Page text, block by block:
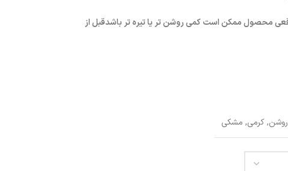
محصول ممکن است کمی روشن تر یا تیره تر باشدقبل از
,کرمی, مشکی